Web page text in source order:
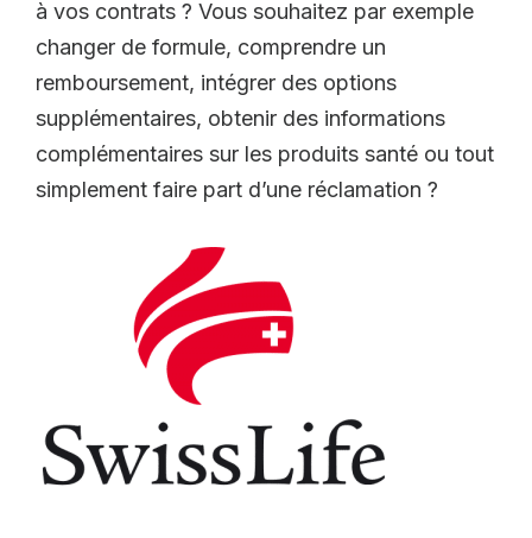
à vos contrats ? Vous souhaitez par exemple
changer de formule, comprendre un
remboursement, intégrer des options
supplémentaires, obtenir des informations
complémentaires sur les produits santé ou tout
simplement faire part d’une réclamation ?